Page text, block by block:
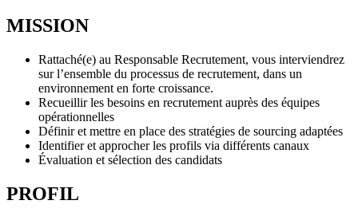
MISSION
Rattaché(e) au Responsable Recrutement, vous interviendrez
sur l’ensemble du processus de recrutement, dans un
environnement en forte croissance.
Recueillir les besoins en recrutement auprès des équipes
opérationnelles
Définir et mettre en place des stratégies de sourcing adaptées
Identifier et approcher les profils via différents canaux
Évaluation et sélection des candidats
PROFIL